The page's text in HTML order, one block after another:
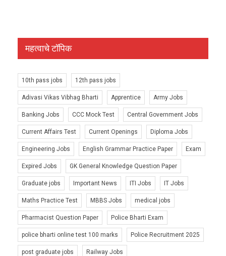
महत्वाचे टॉपिक
10th pass jobs 12th pass jobs
Adivasi Vikas Vibhag Bharti Apprentice Army Jobs
Banking Jobs CCC Mock Test Central Government Jobs
Current Affairs Test Current Openings Diploma Jobs
Engineering Jobs English Grammar Practice Paper Exam
Expired Jobs GK General Knowledge Question Paper
Graduate jobs Important News ITI Jobs IT Jobs
Maths Practice Test MBBS Jobs medical jobs
Pharmacist Question Paper Police Bharti Exam
police bharti online test 100 marks Police Recruitment 2025
post graduate jobs Railway Jobs